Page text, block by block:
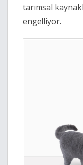
tarımsal
engelliyor.